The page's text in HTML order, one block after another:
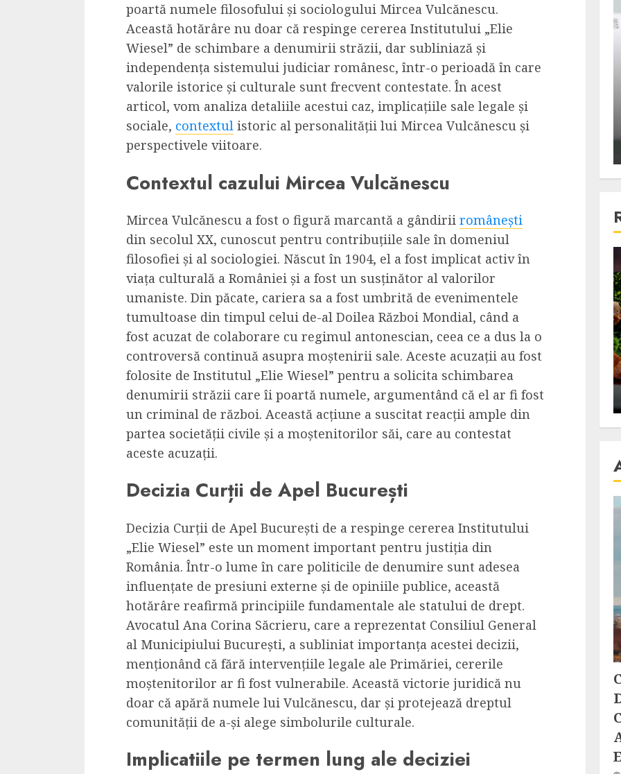
poartă numele filosofului și sociologului Mircea Vulcănescu.
Această hotărâre nu doar că respinge cererea Institutului „Elie
Wiesel” de schimbare a denumirii străzii, dar subliniază și
independența sistemului judiciar românesc, într-o perioadă în care
valorile istorice și culturale sunt frecvent contestate. În acest
articol, vom analiza detaliile acestui caz, implicațiile sale legale și
sociale, contextul istoric al personalității lui Mircea Vulcănescu și
perspectivele viitoare.
Contextul cazului Mircea Vulcănescu
Mircea Vulcănescu a fost o figură marcantă a gândirii românești
din secolul XX, cunoscut pentru contribuțiile sale în domeniul
filosofiei și al sociologiei. Născut în 1904, el a fost implicat activ în
viața culturală a României și a fost un susținător al valorilor
umaniste. Din păcate, cariera sa a fost umbrită de evenimentele
tumultoase din timpul celui de-al Doilea Război Mondial, când a
fost acuzat de colaborare cu regimul antonescian, ceea ce a dus la o
controversă continuă asupra moștenirii sale. Aceste acuzații au fost
folosite de Institutul „Elie Wiesel” pentru a solicita schimbarea
denumirii străzii care îi poartă numele, argumentând că el ar fi fost
un criminal de război. Această acțiune a suscitat reacții ample din
partea societății civile și a moștenitorilor săi, care au contestat
aceste acuzații.
Decizia Curții de Apel București
Decizia Curții de Apel București de a respinge cererea Institutului
„Elie Wiesel” este un moment important pentru justiția din
România. Într-o lume în care politicile de denumire sunt adesea
influențate de presiuni externe și de opiniile publice, această
hotărâre reafirmă principiile fundamentale ale statului de drept.
Avocatul Ana Corina Săcrieru, care a reprezentat Consiliul General
al Municipiului București, a subliniat importanța acestei decizii,
menționând că fără intervențiile legale ale Primăriei, cererile
moștenitorilor ar fi fost vulnerabile. Această victorie juridică nu
doar că apără numele lui Vulcănescu, dar și protejează dreptul
comunității de a-și alege simbolurile culturale.
Implicatiile pe termen lung ale deciziei
3 min read
Din fotoliu
Dungeons & Dragons:
Onoare printre hoti, un
film ca un joc care te
cucereste de la primele
cadre
ALEXANDRU S. MAY 17, 2023
4 min read
Din fotoliu
The Killer, un film care nu a
reusit sa se ridice la
nivelul asteptarilor
publicului si criticilor
4 min read
Bucatar de ocazie
Cele mai delicioase retete
cu piept de curcan
ALEXANDRU S. MAY 24, 2023
4 min read
Bucatar de ocazie
3 retete delicioase in care
carnea de rata e vedeta
incontestabila
ALEXANDRU S. NOVEMBER 29, 2023